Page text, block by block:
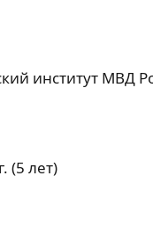
институт МВД
(5 лет)